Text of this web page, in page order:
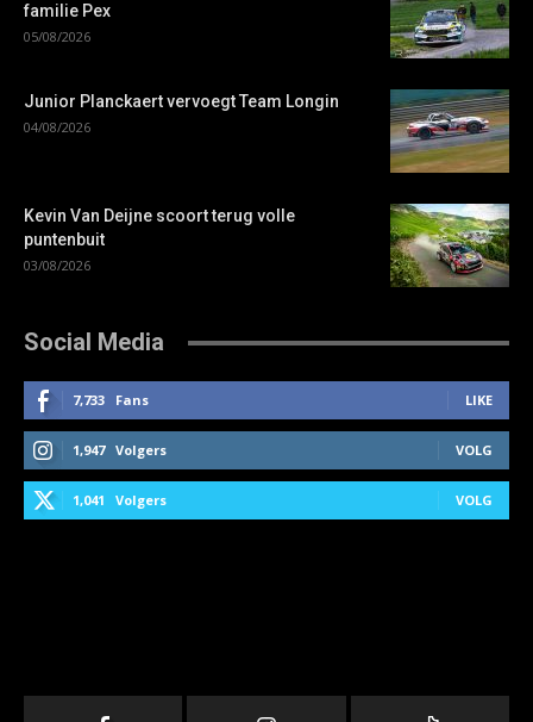
familie Pex
05/08/2026
Junior Planckaert vervoegt Team Longin
04/08/2026
Kevin Van Deijne scoort terug volle
puntenbuit
03/08/2026
Social Media
7,733 Fans LIKE
1,947 Volgers VOLG
1,041 Volgers VOLG